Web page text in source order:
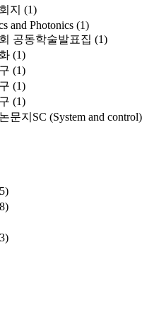
지 (1)
and Photonics (1)
공동학술발표집 (1)
(1)
(1)
(1)
(1)
문지SC (System and control)